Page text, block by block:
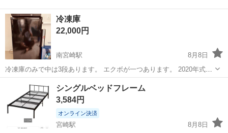
冷凍庫
22,000円
南宮崎駅
8月8日
冷凍庫のみで中は3段あります。 エクボが一つあります。 2020年式で
ものすごく冷えます 1人で持てないので自宅でお願い致します♪ トライ
アルやハピネスとかストックようにどうでしょう よろしくお願い致し
ます♪
南宮崎駅 家具
シングルベッドフレーム
3,584円
オンライン決済
宮崎駅
8月8日